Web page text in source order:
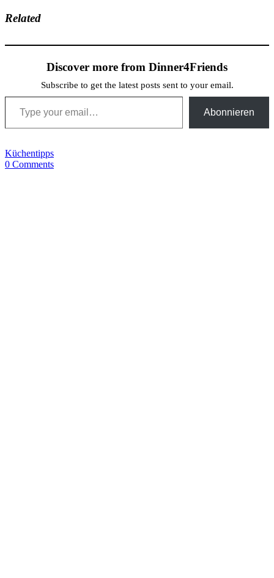
Related
Discover more from Dinner4Friends
Subscribe to get the latest posts sent to your email.
Type your email…
Abonnieren
Küchentipps
0 Comments